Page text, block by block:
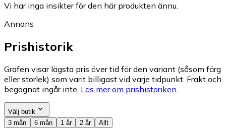
Vi har inga insikter för den här produkten ännu.
Annons
Prishistorik
Grafen visar lägsta pris över tid för den variant (såsom färg
eller storlek) som varit billigast vid varje tidpunkt. Frakt och
begagnat ingår inte. Läs mer om prishistoriken.
Välj butik
3 mån
6 mån 1 år 2 år Allt